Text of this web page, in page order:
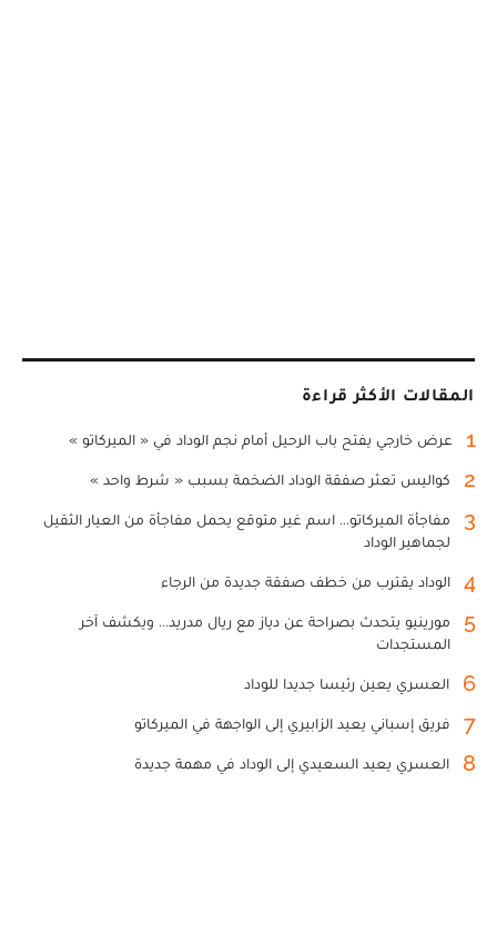
المقالات الأكثر قراءة
1 عرض خارجي يفتح باب الرحيل أمام نجم الوداد في « الميركاتو »
2 كواليس تعثر صفقة الوداد الضخمة بسبب « شرط واحد »
3
مفاجأة الميركاتو... اسم غير متوقع يحمل مفاجأة من العيار الثقيل
لجماهير الوداد
4 الوداد يقترب من خطف صفقة جديدة من الرجاء
5
مورينيو يتحدث بصراحة عن دياز مع ريال مدريد... ويكشف آخر
المستجدات
6 العسري يعين رئيسا جديدا للوداد
7 فريق إسباني يعيد الزابيري إلى الواجهة في الميركاتو
8 العسري يعيد السعيدي إلى الوداد في مهمة جديدة